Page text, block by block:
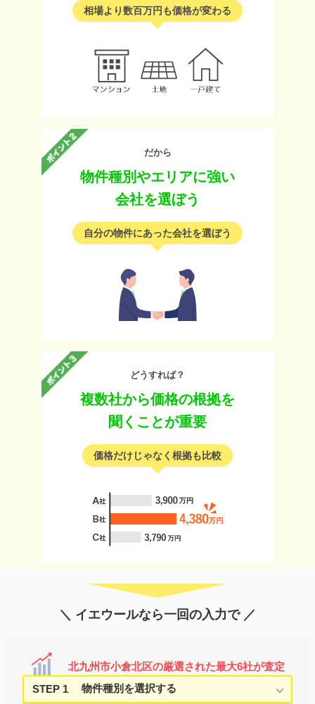
相場より数百万円も価格が変わる
だから
物件種別やエリアに強い
会社を選ぼう
自分の物件にあった会社を選ぼう
どうすれば？
複数社から価格の根拠を
聞くことが重要
価格だけじゃなく根拠も比較
＼ イエウールなら一回の入力で ／
北九州市小倉北区の厳選された最大6社が査定
STEP 1